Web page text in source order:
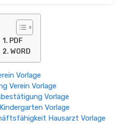
PDF
WORD
Vorlage
Verein Vorlage
Vorlage
Vorlage
Hausarzt Vorlage